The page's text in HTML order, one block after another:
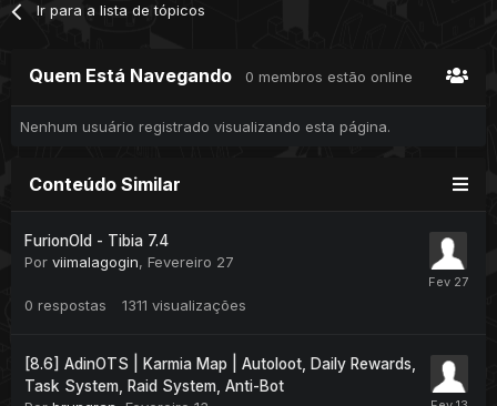
Ir para a lista de tópicos
Quem Está Navegando 0 membros estão online
Nenhum usuário registrado visualizando esta página.
Conteúdo Similar
FurionOld - Tibia 7.4
Por viimalagogin, Fevereiro 27
0 respostas 1311 visualizações
[8.6] AdinOTS | Karmia Map | Autoloot, Daily Rewards,
Task System, Raid System, Anti-Bot